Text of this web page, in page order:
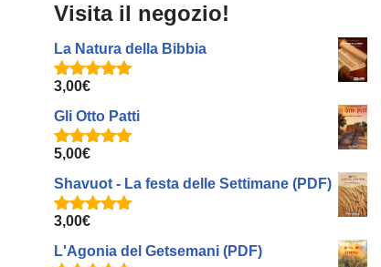
Visita il negozio!
La Natura della Bibbia
Valutato
3,00€
Gli Otto Patti
Valutato
5,00€
Shavuot - La festa delle Settimane (PDF)
Valutato
3,00€
L'Agonia del Getsemani (PDF)